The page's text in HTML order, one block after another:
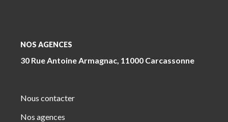
NOS AGENCES
30 Rue Antoine Armagnac, 11000 Carcassonne
Nous contacter
Nos agences